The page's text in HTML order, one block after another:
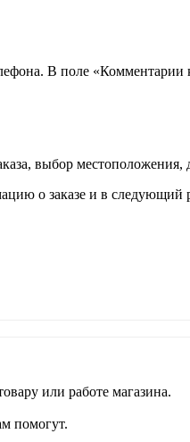
В поле «Комментарии
выбор
о заказе и в
или работе магазина.
помогут.